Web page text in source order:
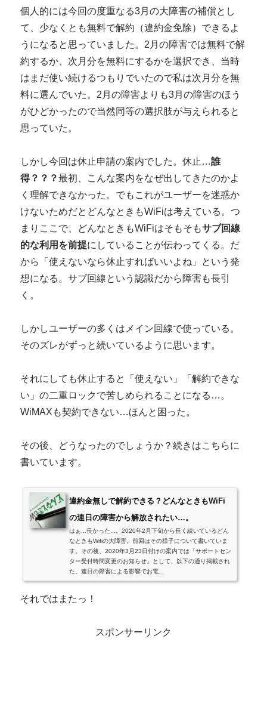
個人的には今回の度重なる3月の大障害の補償とし
て、少なくとも無料で解約（違約金免除）できるよ
うになると思っていました。2月の障害では無料で解
約するか、次月分を無料にするかを選択でき、当時
はまだ使い続けるつもりでいたので私は次月分を無
料に選んでいた。2月の障害よりも3月の障害のほう
がひどかったので当然同等の選択肢が与えられると
思っていた。
しかし今回は休止申請の案内でした。休止…誰
得？？？最初、こんな案内をなぜ出してきたのかよ
く理解できなかった。でもこれがユーザーを迷惑か
けないためだとどんなときもWiFiは考えている。つ
まりここで、どんなときもWiFiはそもそもサブ回線
的な利用を前提にしていることが伝わってくる。だ
から「使えないなら休止すればいいよね」という発
想になる。サブ回線という認識だから障害も長引
く。
しかしユーザーの多くはメイン回線で使っている。
そのズレがずっと続いているように思います。
それにしても休止すると「使えない」「解約できな
い」の二重ロックで苦しめられることになる…。
WiMAXも契約できない…ほんと困った。
その後、どうなったのでしょうか？続きはこちらに
書いています。
違約金無しで解約できる？どんなときもWiFi
の連日の障害から解放されたい…。
はぁ...長かった...。2020年2月下旬から長く続いているどん
なときもWifiの大障害。前回はその様子について書いていま
す。その後、2020年3月23日付けの案内では「サポートセン
ター受付時間変更のお知らせ」として、以下の通り掲載され
た。連日の障害による影響でお電...
それではまたっ！
スポンサーリンク